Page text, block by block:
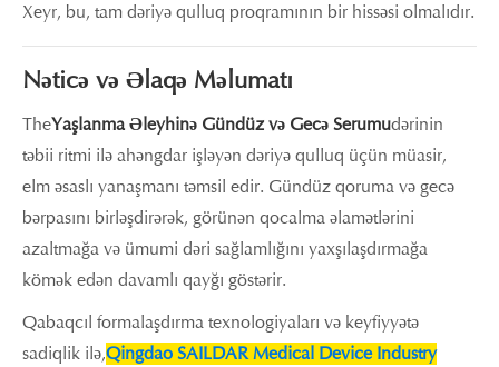
Xeyr, bu, tam dəriyə qulluq proqramının bir hissəsi olmalıdır.
Nəticə və Əlaqə Məlumatı
TheYaşlanma Əleyhinə Gündüz və Gecə Serumudərinin
təbii ritmi ilə ahəngdar işləyən dəriyə qulluq üçün müasir,
elm əsaslı yanaşmanı təmsil edir. Gündüz qoruma və gecə
bərpasını birləşdirərək, görünən qocalma əlamətlərini
azaltmağa və ümumi dəri sağlamlığını yaxşılaşdırmağa
kömək edən davamlı qayğı göstərir.
Qabaqcıl formalaşdırma texnologiyaları və keyfiyyətə
sadiqlik ilə,Qingdao SAILDAR Medical Device Industry